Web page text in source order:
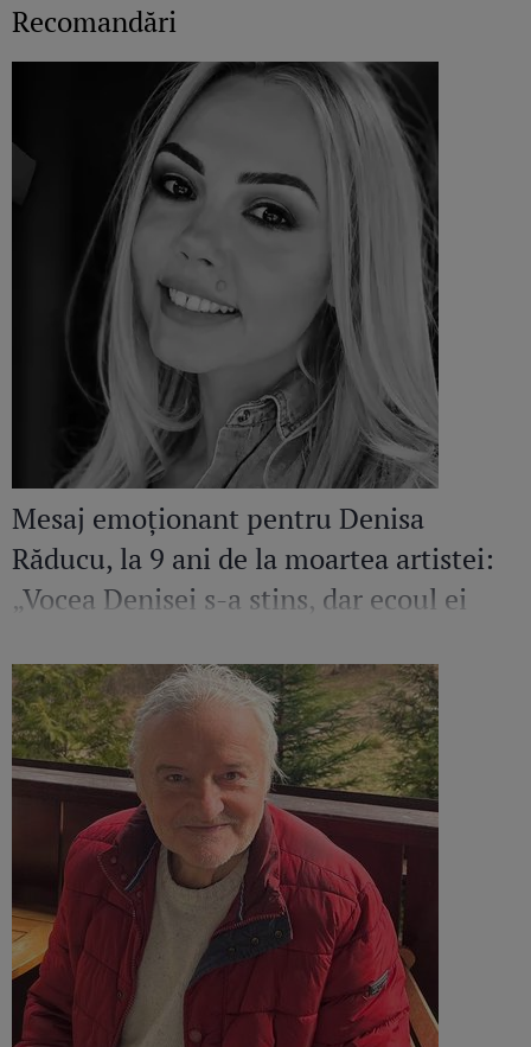
Recomandări
Mesaj emoționant pentru Denisa
Răducu, la 9 ani de la moartea artistei:
„Vocea Denisei s-a stins, dar ecoul ei